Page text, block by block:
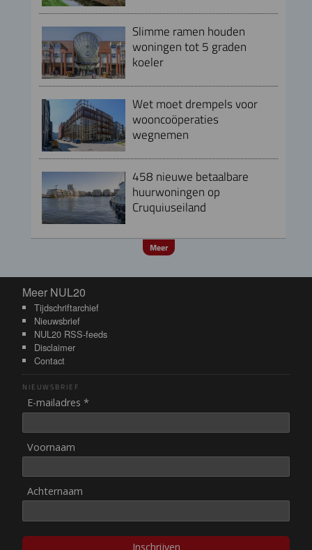
Slimme ramen houden
woningen tot 5 graden
koeler
Wet moet drempels voor
wooncoöperaties
wegnemen
458 nieuwe betaalbare
huurwoningen op
Cruquiuseiland
Meer
Meer NUL20
Meer NUL20
Tijdschriftarchief
Nieuwsbrief
NUL20 RSS-feeds
Disclaimer
Contact
NIEUWSBRIEF
E-mailadres *
Voornaam
Achternaam
Inschrijven